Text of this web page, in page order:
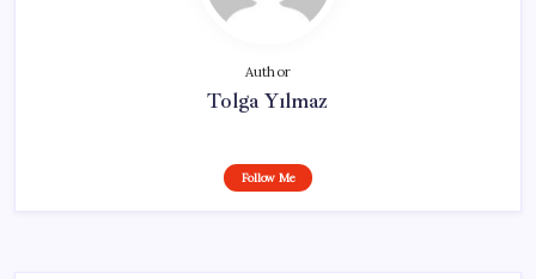
Author
Tolga Yılmaz
Follow Me